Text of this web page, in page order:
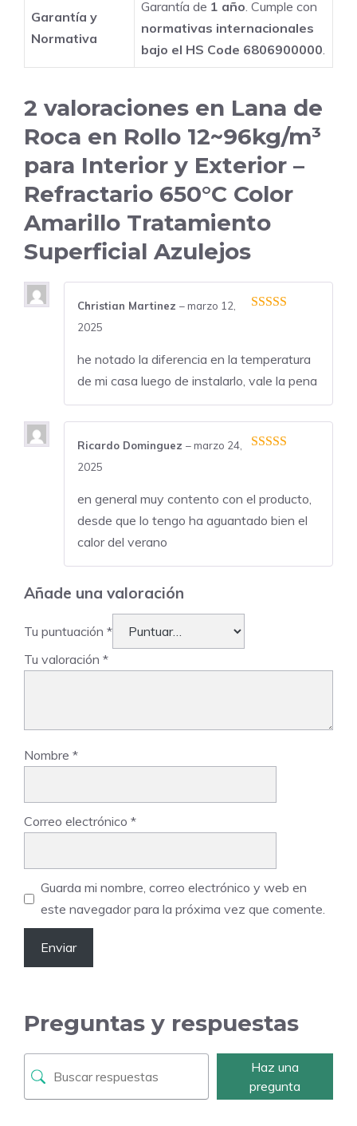
Garantía y
Normativa
Garantía de 1 año . Cumple con
normativas internacionales
bajo el HS Code 6806900000
2 valoraciones en Lana de
Roca en Rollo 12~96kg/m³
para Interior y Exterior –
Refractario 650°C Color
Amarillo Tratamiento
Superficial Azulejos
Christian Martinez –marzo 12,
2025
he notado la diferencia en la temperatura
de mi casa luego de instalarlo, vale la pena
Ricardo Dominguez –marzo 24,
2025
en general muy contento con el producto,
desde que lo tengo ha aguantado bien el
calor del verano
Añade una valoración
Tu puntuación *
Tu valoración *
Nombre *
Correo electrónico *
Guarda mi nombre, correo electrónico y web en
este navegador para la próxima vez que comente.
Preguntas y respuestas
Haz una
pregunta